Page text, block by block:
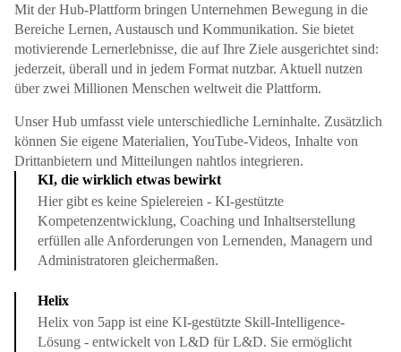
Mit der Hub-Plattform bringen Unternehmen Bewegung in die
Bereiche Lernen, Austausch und Kommunikation. Sie bietet
motivierende Lernerlebnisse, die auf Ihre Ziele ausgerichtet sind:
jederzeit, überall und in jedem Format nutzbar. Aktuell nutzen
über zwei Millionen Menschen weltweit die Plattform.
Unser Hub umfasst viele unterschiedliche Lerninhalte. Zusätzlich
können Sie eigene Materialien, YouTube-Videos, Inhalte von
Drittanbietern und Mitteilungen nahtlos integrieren.
KI, die wirklich etwas bewirkt
Hier gibt es keine Spielereien - KI-gestützte
Kompetenzentwicklung, Coaching und Inhaltserstellung
erfüllen alle Anforderungen von Lernenden, Managern und
Administratoren gleichermaßen.
Helix
Helix von 5app ist eine KI-gestützte Skill-Intelligence-
Lösung - entwickelt von L&D für L&D. Sie ermöglicht